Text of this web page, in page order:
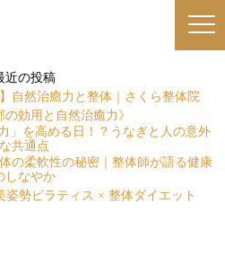
近の投稿
自然治癒力と整体｜さくら整体院
効用と自然治癒力》
」を高める日！？うなぎと人の意外
な共通点
の柔軟性の秘密｜整体師が語る健康
しなやか
姿勢ピラティス × 整体ダイエット